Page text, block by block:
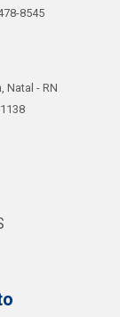
8545
Natal - RN